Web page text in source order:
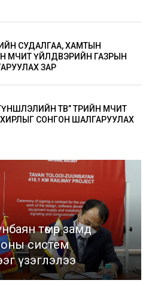
СУДАЛГАА, ХАМТЫН
ӨМЧИТ ҮЙЛДВЭРИЙН ГАЗРЫН
ЗАР
ТӨВ” ТӨРИЙН ӨМЧИТ
СОНГОН ШАЛГАРУУЛАХ
төмөр замд
систем
үзэглэлээ